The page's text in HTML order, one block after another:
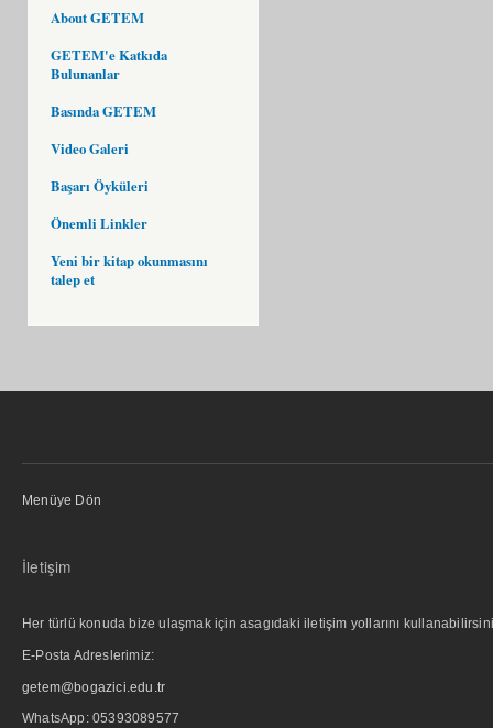
About GETEM
GETEM'e Katkıda
Bulunanlar
Basında GETEM
Video Galeri
Başarı Öyküleri
Önemli Linkler
Yeni bir kitap okunmasını
talep et
Menüye Dön
İletişim
Her türlü konuda bize ulaşmak için asagıdaki iletişim yollarını
E-Posta Adreslerimiz:
getem@bogazici.edu.tr
WhatsApp: 05393089577